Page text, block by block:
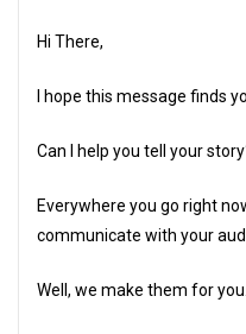
Hi There,
I hope this message finds
Can I help you tell your
Everywhere you go right
communicate with your
Well, we make them for you.